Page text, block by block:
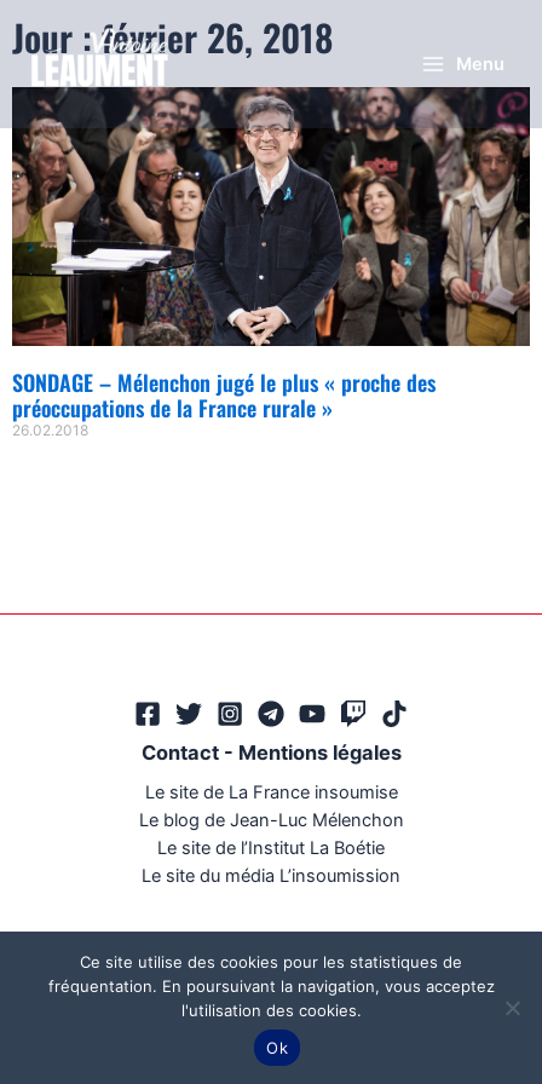
Menu
Jour : février 26, 2018
SONDAGE – Mélenchon jugé le plus « proche des
préoccupations de la France rurale »
26.02.2018
Contact- Mentions légales
Le site de La France insoumise
Le blog de Jean-Luc Mélenchon
Le site de l’Institut La Boétie
Le site du média L’insoumission
Mégaphone communication
Ce site utilise des cookies pour les statistiques de
fréquentation. En poursuivant la navigation, vous acceptez
l'utilisation des cookies.
Ok